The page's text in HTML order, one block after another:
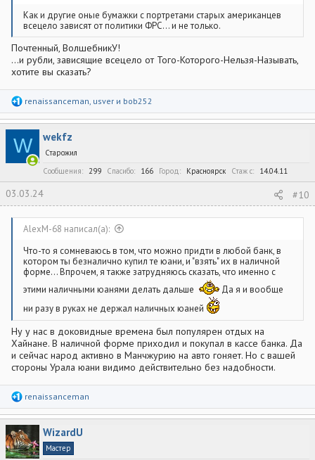
Как и другие оные бумажки с портретами старых американцев
всецело зависят от политики ФРС... и не только.
Почтенный, ВолшебникУ!
...и рубли, зависящие всецело от Того-Которого-Нельзя-Называть,
хотите вы сказать?
Р
а
к
ц
и
и
renaissanceman usver и bob252
W wekfz
Старожил
Сообщения
299 Спасибо 166 Город Красноярск Стаж c 14.04.11
03.03.24 #10
AlexM-68 написал(а):
Что-то я сомневаюсь в том, что можно придти в любой банк, в
котором ты безналично купил те юани, и "взять" их в наличной
форме... Впрочем, я также затрудняюсь сказать, что именно с
этими наличными юанями делать дальше
Да я и вообще
ни разу в руках не держал наличных юаней
Ну у нас в доковидные времена был популярен отдых на
Хайнане. В наличной форме приходил и покупал в кассе банка. Да
и сейчас народ активно в Манчжурию на авто гоняет. Но с вашей
стороны Урала юани видимо действительно без надобности.
Р
а
к
ц
и
и
renaissanceman
WizardU
Мастер